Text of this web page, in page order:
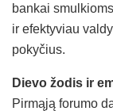
bankai
ir efektyviau
pokyčius.
Dievo žodis ir
Pirmąją forumo